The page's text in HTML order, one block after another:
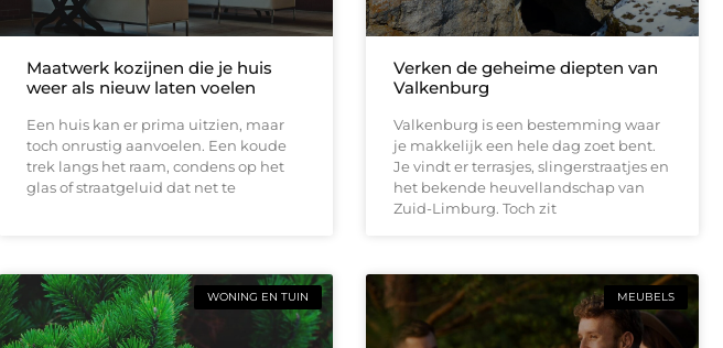
Maatwerk kozijnen die je huis
weer als nieuw laten voelen
Een huis kan er prima uitzien, maar
toch onrustig aanvoelen. Een koude
trek langs het raam, condens op het
glas of straatgeluid dat net te
Verken de geheime diepten van
Valkenburg
Valkenburg is een bestemming waar
je makkelijk een hele dag zoet bent.
Je vindt er terrasjes, slingerstraatjes en
het bekende heuvellandschap van
Zuid-Limburg. Toch zit
WONING EN TUIN MEUBELS